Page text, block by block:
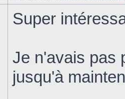
Super
Je n'avais pas
jusqu'à